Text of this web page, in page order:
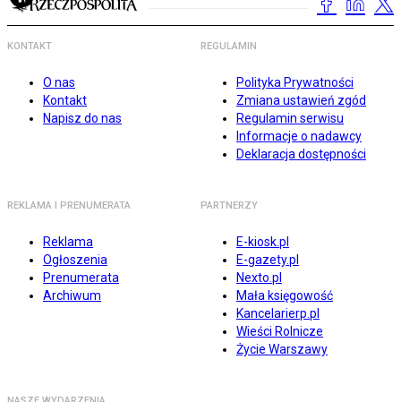
KONTAKT
O nas
Kontakt
Napisz do nas
REGULAMIN
Polityka Prywatności
Zmiana ustawień zgód
Regulamin serwisu
Informacje o nadawcy
Deklaracja dostępności
REKLAMA I PRENUMERATA
Reklama
Ogłoszenia
Prenumerata
Archiwum
PARTNERZY
E-kiosk.pl
E-gazety.pl
Nexto.pl
Mała księgowość
Kancelarierp.pl
Wieści Rolnicze
Życie Warszawy